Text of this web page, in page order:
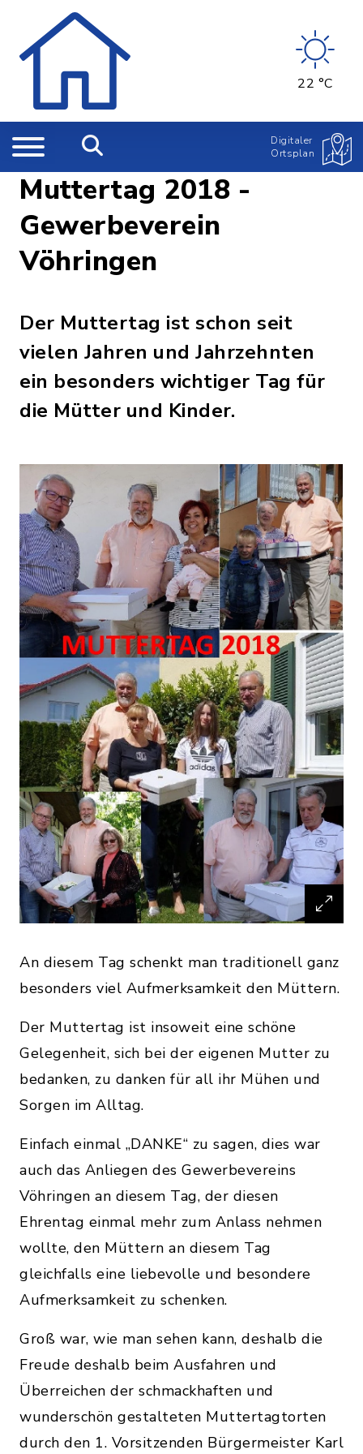
22 °C
Digitaler
Ortsplan
Muttertag 2018 -
Gewerbeverein
Vöhringen
Der Muttertag ist schon seit
vielen Jahren und Jahrzehnten
ein besonders wichtiger Tag für
die Mütter und Kinder.
An diesem Tag schenkt man traditionell ganz
besonders viel Aufmerksamkeit den Müttern.
Der Muttertag ist insoweit eine schöne
Gelegenheit, sich bei der eigenen Mutter zu
bedanken, zu danken für all ihr Mühen und
Sorgen im Alltag.
Einfach einmal „DANKE“ zu sagen, dies war
auch das Anliegen des Gewerbevereins
Vöhringen an diesem Tag, der diesen
Ehrentag einmal mehr zum Anlass nehmen
wollte, den Müttern an diesem Tag
gleichfalls eine liebevolle und besondere
Aufmerksamkeit zu schenken.
Groß war, wie man sehen kann, deshalb die
Freude deshalb beim Ausfahren und
Überreichen der schmackhaften und
wunderschön gestalteten Muttertagtorten
durch den 1. Vorsitzenden Bürgermeister Karl